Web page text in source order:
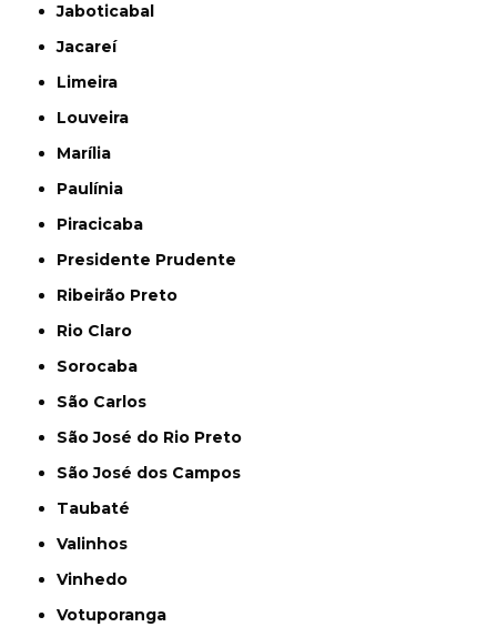
Jaboticabal
Jacareí
Limeira
Louveira
Marília
Paulínia
Piracicaba
Presidente Prudente
Ribeirão Preto
Rio Claro
Sorocaba
São Carlos
São José do Rio Preto
São José dos Campos
Taubaté
Valinhos
Vinhedo
Votuporanga